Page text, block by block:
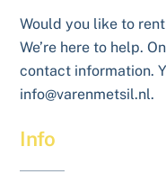
Would you like to
We’re here to help.
contact information.
info@varenmetsil.nl.
Info